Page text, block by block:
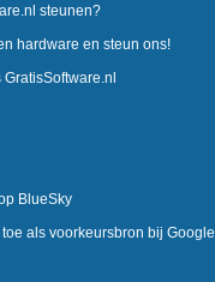
steunen?
hardware en steun ons!
BlueSky
als voorkeursbron bij Google